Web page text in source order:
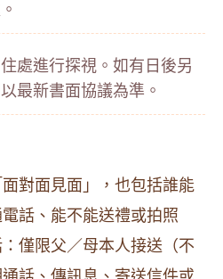
處進行探視。如有日後另
最新書面協議為準。
對面見面」，也包括誰能
話、能不能送禮或拍照
僅限父／母本人接送（不